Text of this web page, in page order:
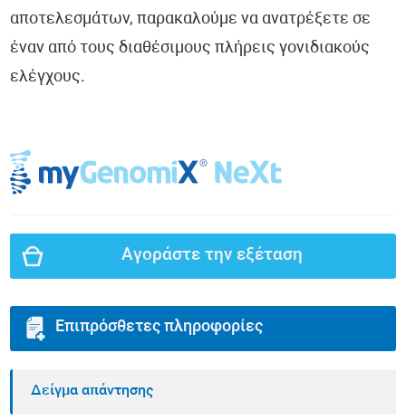
αποτελεσμάτων, παρακαλούμε να ανατρέξετε σε
έναν από τους διαθέσιμους πλήρεις γονιδιακούς
ελέγχους.
Αγοράστε την εξέταση
Επιπρόσθετες πληροφορίες
Δείγμα απάντησης